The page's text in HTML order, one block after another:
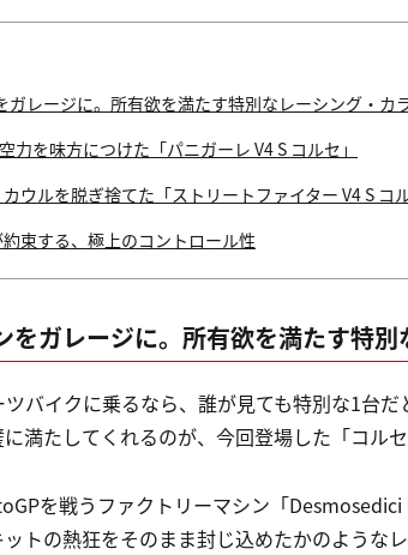
ガレージに。所有欲を満たす特別なレーシング・カ
力を味方につけた「パニガーレ V4 S コルセ」
ウルを脱ぎ捨てた「ストリートファイター V4 S コル
束する、極上のコントロール性
をガレージに。所有欲を満たす特
ツバイクに乗るなら、誰が見ても特別な1台
満たしてくれるのが、今回登場した「コル
を戦うファクトリーマシン「
トの熱狂をそのまま封じ込めたかのような